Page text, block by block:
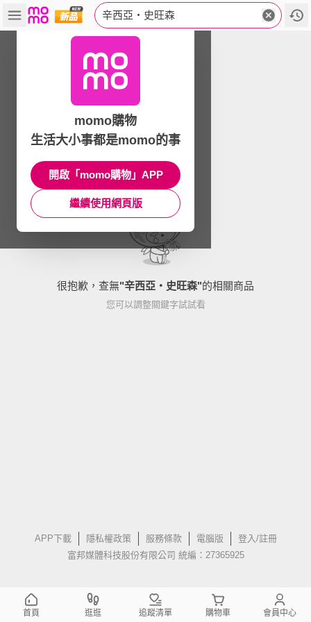
辛西亞‧史旺森
很抱歉，查無"辛西亞‧史旺森"的相關商品
您可以調整關鍵字試試看
APP下載 隱私權政策 服務條款 電腦版
登入/註冊
富邦媒體科技股份有限公司 統編：27365925
momo購物
生活大小事都是momo的事
開啟「momo購物」APP
繼續使用網頁版
首頁 逛逛 追蹤清單 購物車 會員中心